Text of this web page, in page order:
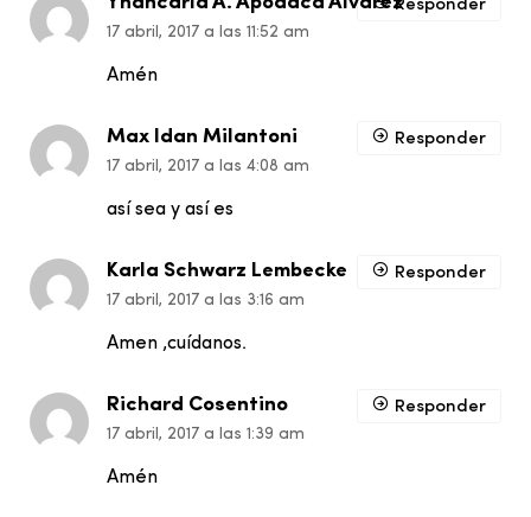
17 abril, 2017 a las 11:52 am
Amén
Responder
Max Idan Milantoni
17 abril, 2017 a las 4:08 am
así sea y así es
Responder
Karla Schwarz Lembecke
17 abril, 2017 a las 3:16 am
Amen ,cuídanos.
Responder
Richard Cosentino
17 abril, 2017 a las 1:39 am
Amén
Responder